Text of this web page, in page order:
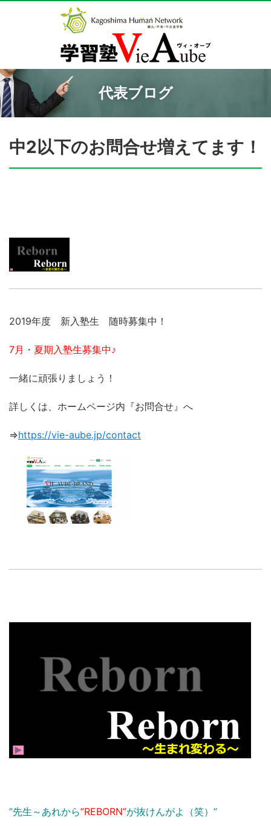
代表ブログ
中2以下のお問合せ増えてます！
2019年度 新入塾生 随時募集中！
7月・夏期入塾生募集中♪
一緒に頑張りましょう！
詳しくは、ホームページ内『お問合せ』へ
⇒https://vie-aube.jp/contact
”先生～あれから”REBORN”が抜けんがよ（笑）”